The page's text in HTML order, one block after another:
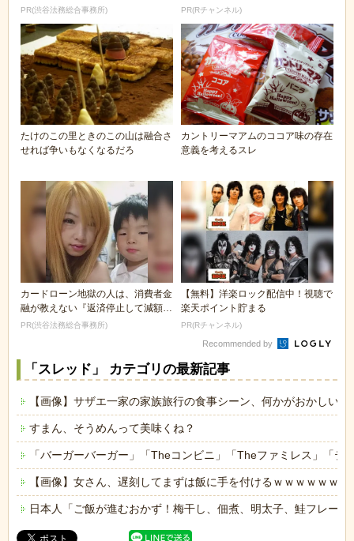
減額してから返済...
PR(渋谷法務総合事務所) PR(Rチャンネル)
たけのこの里ときのこの山は融合さ
せれば争いもなくなるだろ
カントリーマアムのココア味の存在
意義を考えるスレ
カードローン地獄の人は、消費者金
融が教えない『返済停止して減額・
免除する方法』で...
PR(渋谷法務総合事務所)
【無料】洋楽ロック配信中！視聴で
楽天ポイント貯まる
PR(Rチャンネル)
Recommended by
「スレッド」 カテゴリの最新記事
【画像】サザエ一家の家族旅行の食事シーン、何かがおかしいｗ
すまん、そうめんって美味くね？
「バーガーバーガー」「Theコンビニ」「Theファミレス」「テ
【画像】女さん、遅刻してまずは飯に手を付けるｗｗｗｗｗｗ
日本人「ご飯が進むおかず！梅干し、佃煮、明太子、鮭フレー